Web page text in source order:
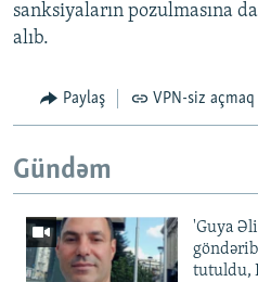
sanksiyaların pozulmasına
alıb.
Paylaş VPN-siz açmaq
Gündəm
'Guya
tutuldu,